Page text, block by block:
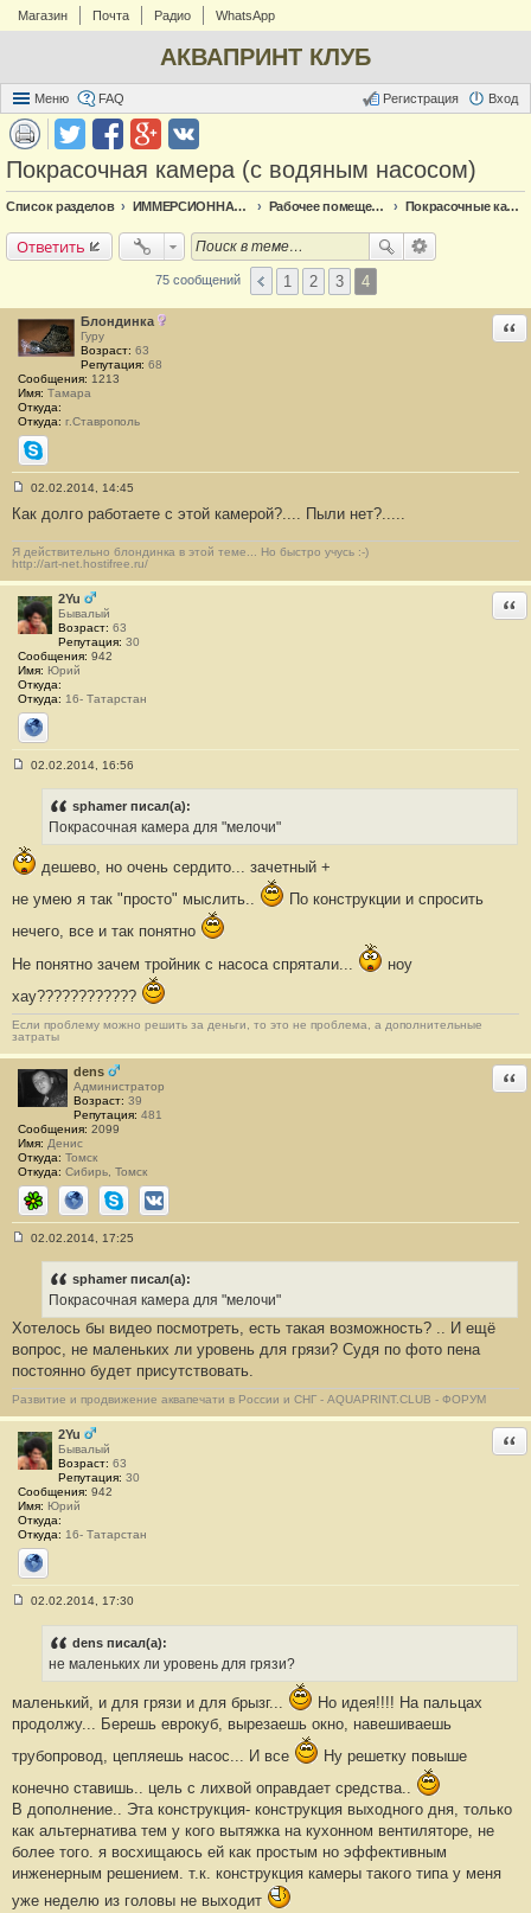
Магазин Почта Радио WhatsApp
АКВАПРИНТ КЛУБ
Меню FAQ Вход
Регистрация
Покрасочная камера (с водяным насосом)
Список разделов ИММЕРСИОННАЯ ПЕЧАТЬ Рабочее помещение Покрасочные камеры
Ответить
75 сообщений 1 2 3 4
Блондинка
Гуру
Возраст: 63
Репутация: 68
Сообщения: 1213
Имя: Тамара
Откуда:
Откуда: г.Ставрополь
Skype
о
б
щ
е
н
и
е
#
1
02.02.2014, 14:45
Как долго работаете с этой камерой?.... Пыли нет?.....
Я действительно блондинка в этой теме... Но быстро учусь :-)
http://art-net.hostifree.ru/
2Yu
Бывалый
Возраст: 63
Репутация: 30
Сообщения: 942
Имя: Юрий
Откуда:
Откуда: 16- Татарстан
Сайт
е
н
и
#
2
02.02.2014, 16:56
sphamer писал(а):
Покрасочная камера для "мелочи"
дешево, но очень сердито... зачетный +
не умею я так "просто" мыслить..
По конструкции и спросить
нечего, все и так понятно
Не понятно зачем тройник с насоса спрятали...
ноу
хау????????????
Если проблему можно решить за деньги, то это не проблема, а дополнительные
затраты
dens
Администратор
Возраст: 39
Репутация: 481
Сообщения: 2099
Имя: Денис
Откуда: Томск
Откуда: Сибирь, Томск
ICQ СайтSkypeВКонтакте
н
и
#
6
3
02.02.2014, 17:25
sphamer писал(а):
Покрасочная камера для "мелочи"
Хотелось бы видео посмотреть, есть такая возможность? .. И ещё
вопрос, не маленьких ли уровень для грязи? Судя по фото пена
постоянно будет присутствовать.
Развитие и продвижение аквапечати в России и СНГ - AQUAPRINT.CLUB - ФОРУМ
2Yu
Бывалый
Возраст: 63
Репутация: 30
Сообщения: 942
Имя: Юрий
Откуда:
Откуда: 16- Татарстан
Сайт
н
и
е
6
4
02.02.2014, 17:30
dens писал(а):
не маленьких ли уровень для грязи?
маленький, и для грязи и для брызг...
Но идея!!!! На пальцах
продолжу... Берешь еврокуб, вырезаешь окно, навешиваешь
трубопровод, цепляешь насос... И все
Ну решетку повыше
конечно ставишь.. цель с лихвой оправдает средства..
В дополнение.. Эта конструкция- конструкция выходного дня, только
как альтернатива тем у кого вытяжка на кухонном вентиляторе, не
более того. я восхищаюсь ей как простым но эффективным
инженерным решением. т.к. конструкция камеры такого типа у меня
уже неделю из головы не выходит